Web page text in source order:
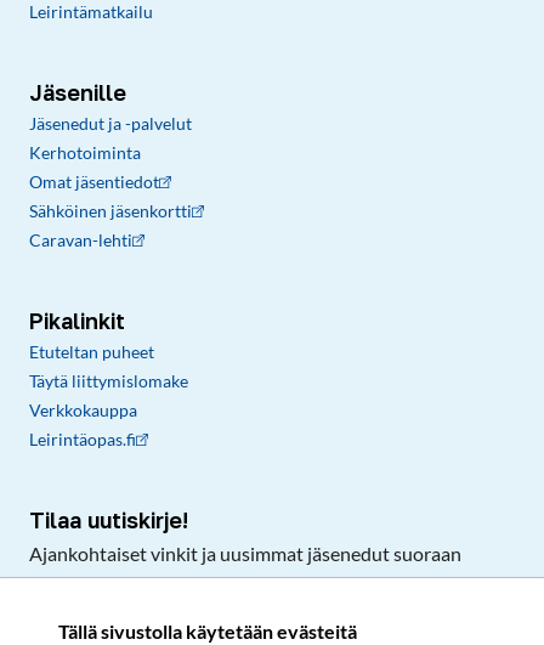
Tällä sivustolla käytetään evästeitä
Leirintämatkailu
Jäsenille
Jäsenedut ja -palvelut
Kerhotoiminta
Omat jäsentiedot
Sähköinen jäsenkortti
Caravan-lehti
Pikalinkit
Etuteltan puheet
Täytä liittymislomake
Verkkokauppa
Leirintäopas.fi
Tilaa uutiskirje!
Ajankohtaiset vinkit ja uusimmat jäsenedut suoraan